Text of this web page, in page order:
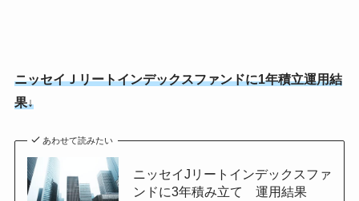
ニッセイＪリートインデックスファンドに1年積立運用結
果↓
あわせて読みたい
ニッセイJリートインデックスファ
ンドに3年積み立て 運用結果